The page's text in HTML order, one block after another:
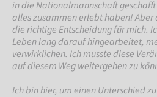
in die Nationalmannschaft
alles zusammen erlebt haben! Aber
die richtige Entscheidung für mich.
Leben lang darauf hingearbeitet,
verwirklichen. Ich musste diese
auf diesem Weg weitergehen zu
Ich bin hier, um einen Unterschied